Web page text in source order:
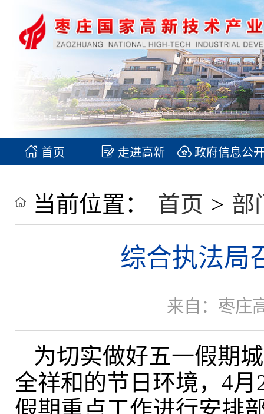
首页 走进高新 政府信息公
当前位置： 首页 > 部
综合执法局
来自：枣庄
为切实做好五一假期
全祥和的节日环境， 4月